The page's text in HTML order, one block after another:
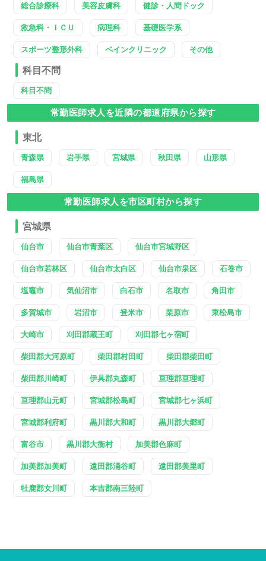
総合診療科 美容皮膚科 健診・人間ドック
救急科・ＩＣＵ 病理科 基礎医学系
スポーツ整形外科 ペインクリニック その他
科目不問
科目不問
常勤医師求人を近隣の都道府県から探す
東北
青森県 岩手県 宮城県 秋田県 山形県
福島県
常勤医師求人を市区町村から探す
宮城県
仙台市 仙台市青葉区 仙台市宮城野区
仙台市若林区 仙台市太白区 仙台市泉区 石巻市
塩竈市 気仙沼市 白石市 名取市 角田市
多賀城市 岩沼市 登米市 栗原市 東松島市
大崎市 刈田郡蔵王町 刈田郡七ヶ宿町
柴田郡大河原町 柴田郡村田町 柴田郡柴田町
柴田郡川崎町 伊具郡丸森町 亘理郡亘理町
亘理郡山元町 宮城郡松島町 宮城郡七ヶ浜町
宮城郡利府町 黒川郡大和町 黒川郡大郷町
富谷市 黒川郡大衡村 加美郡色麻町
加美郡加美町 遠田郡涌谷町 遠田郡美里町
牡鹿郡女川町 本吉郡南三陸町